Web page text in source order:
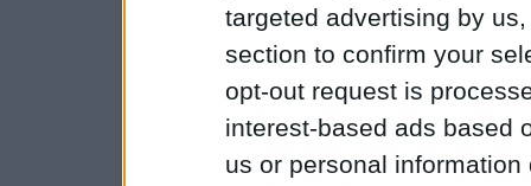
targeted advertising by
section to confirm your
opt-out request is
interest-based ads based
us or personal